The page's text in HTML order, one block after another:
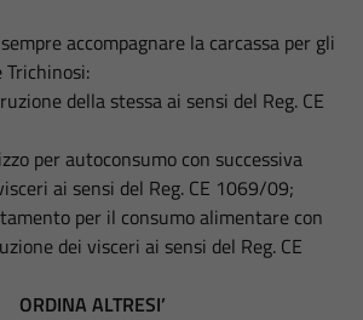
accompagnare la carcassa per gli
Trichinosi:
della stessa ai sensi del Reg. CE
per autoconsumo con successiva
ai sensi del Reg. CE 1069/09;
per il consumo alimentare con
dei visceri ai sensi del Reg. CE
ORDINA ALTRESI’